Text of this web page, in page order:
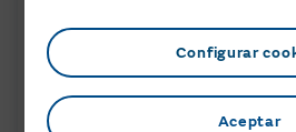
15 JULIO 2026
Cuánto cuesta poner
una casa: guía de
Configurar
Aceptar